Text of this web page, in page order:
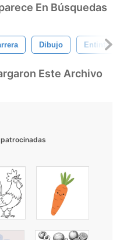
En Búsquedas
Dibujo Entintado
Este Archivo